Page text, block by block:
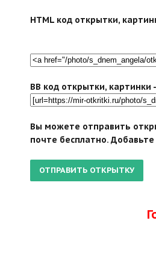
HTML код открытки,
BB код открытки,
Вы можете отправить
почте бесплатно.